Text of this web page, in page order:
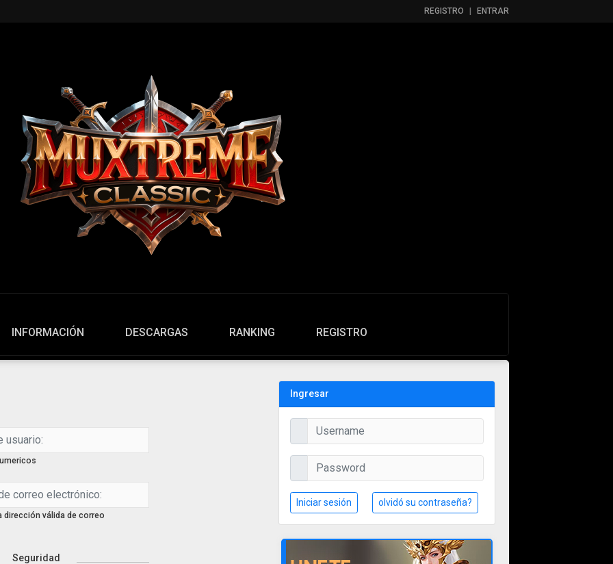
REGISTRO ENTRAR
INFORMACIÓN DESCARGAS RANKING REGISTRO
dirección válida de correo
Seguridad
Ingresar
Iniciar sesión olvidó su contraseña?